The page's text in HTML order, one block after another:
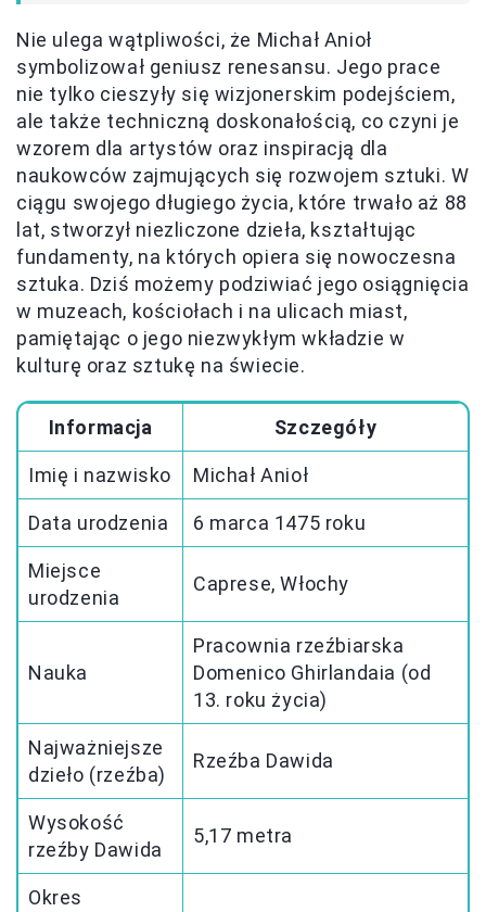
Nie ulega wątpliwości, że Michał Anioł
symbolizował geniusz renesansu. Jego prace
nie tylko cieszyły się wizjonerskim podejściem,
ale także techniczną doskonałością, co czyni je
wzorem dla artystów oraz inspiracją dla
naukowców zajmujących się rozwojem sztuki. W
ciągu swojego długiego życia, które trwało aż 88
lat, stworzył niezliczone dzieła, kształtując
fundamenty, na których opiera się nowoczesna
sztuka. Dziś możemy podziwiać jego osiągnięcia
w muzeach, kościołach i na ulicach miast,
pamiętając o jego niezwykłym wkładzie w
kulturę oraz sztukę na świecie.
Informacja Szczegóły
Imię i nazwisko Michał Anioł
Data urodzenia 6 marca 1475 roku
Miejsce
urodzenia
Caprese, Włochy
Nauka
Pracownia rzeźbiarska
Domenico Ghirlandaia (od
13. roku życia)
Najważniejsze
dzieło (rzeźba)
Rzeźba Dawida
Wysokość
rzeźby Dawida
5,17 metra
Okres